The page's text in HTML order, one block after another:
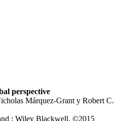
perspective
Márquez-Grant y Robert C.
: Wiley Blackwell, ©2015